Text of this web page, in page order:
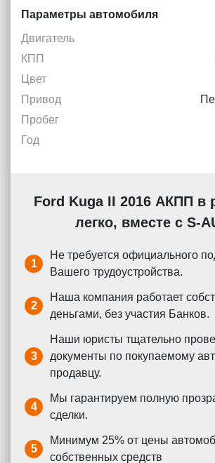
Параметры автомобиля
Двигатель
КПП
Цвет
Привод
Пробег
Год
Ford Kuga II 2016 АКПП в
легко, вместе с S-
1
Не требуется официального
Вашего трудоустройства.
2
Наша компания работает
деньгами, без участия Банков.
3
Наши юристы тщательно
документы по покупаемому
продавцу.
4
Мы гарантируем полную
сделки.
5
Минимум 25% от цены
собственных средств